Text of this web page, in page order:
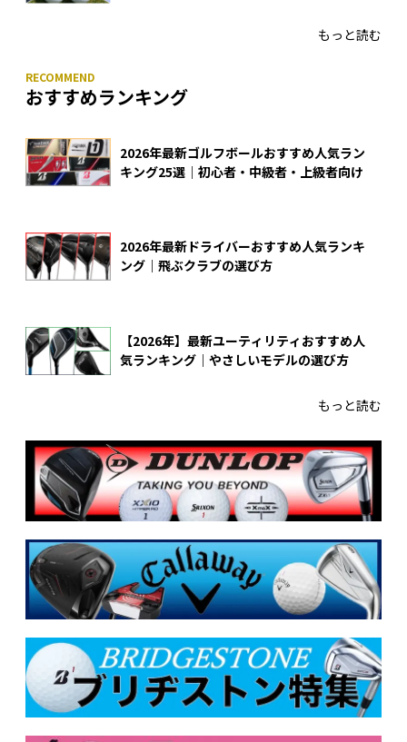
もっと読む
おすすめランキング
2026年最新ゴルフボールおすすめ人気ラン
キング25選｜初心者・中級者・上級者向け
2026年最新ドライバーおすすめ人気ランキ
ング｜飛ぶクラブの選び方
【2026年】最新ユーティリティおすすめ人
気ランキング｜やさしいモデルの選び方
もっと読む